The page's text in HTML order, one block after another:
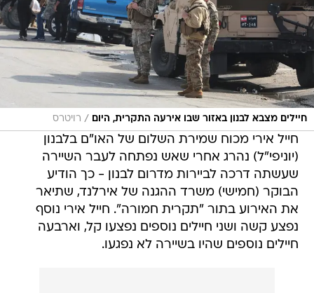
חיילים מצבא לבנון באזור שבו אירעה התקרית, היום / רויטרס
חייל אירי מכוח שמירת השלום של האו"ם בלבנון
(יוניפי"ל) נהרג אחרי שאש נפתחה לעבר השיירה
שעשתה דרכה לביירות מדרום לבנון - כך הודיע
הבוקר (חמישי) משרד ההגנה של אירלנד, שתיאר
את האירוע בתור "תקרית חמורה". חייל אירי נוסף
נפצע קשה ושני חיילים נוספים נפצעו קל, וארבעה
חיילים נוספים שהיו בשיירה לא נפגעו.